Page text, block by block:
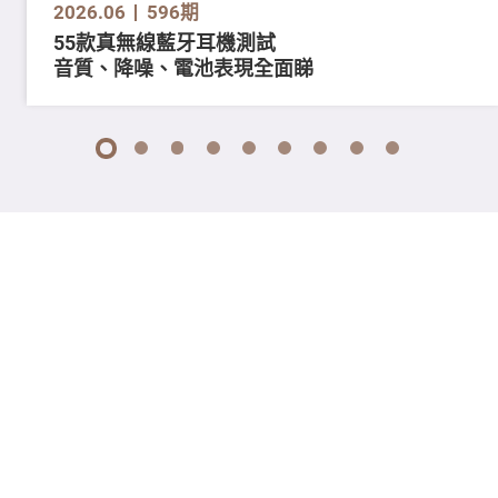
2026.06 596期
55款真無線藍牙耳機測試
音質、降噪、電池表現全面睇
1 2 3 4 5 6 7 8 9